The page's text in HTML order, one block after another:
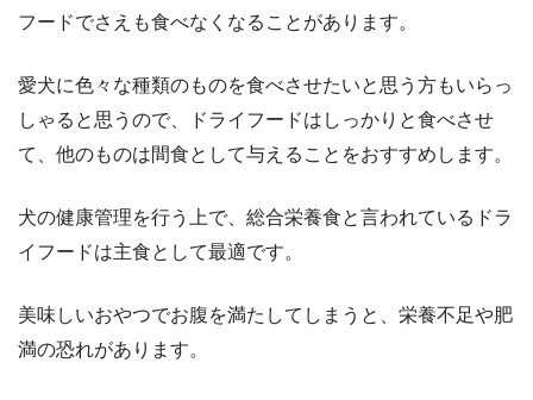
フードでさえも食べなくなることがあります。
愛犬に色々な種類のものを食べさせたいと思う方もいらっ
しゃると思うので、ドライフードはしっかりと食べさせ
て、他のものは間食として与えることをおすすめします。
犬の健康管理を行う上で、総合栄養食と言われているドラ
イフードは主食として最適です。
美味しいおやつでお腹を満たしてしまうと、栄養不足や肥
満の恐れがあります。